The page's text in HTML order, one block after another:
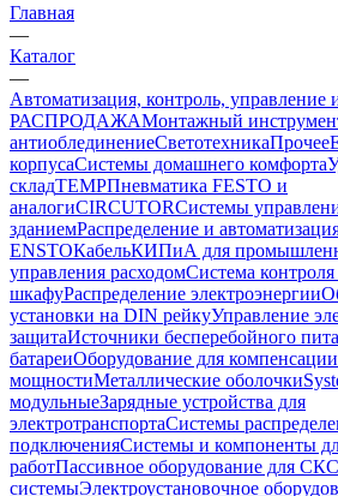
Главная
—
Каталог
—
Автоматизация, контроль, управление
РАСПРОДАЖАМонтажный
антиоблединениеСветотехникаПрочее
корпусаСистемы домашнего комфорта
складTEMPПневматика FESTO и
аналогиCIRCUTORСистемы
зданиемРаспределение и
ENSTOКабельКИПиА для
управления расходомСистема
шкафуРаспределение электроэнергии
установки на DIN рейкуУправление
защитаИсточники бесперебойного
батареиОборудование для
мощностиМеталлические оболочки
модульныеЗарядные устройства для
электротранспортаСистемы
подключенияСистемы и компоненты
работПассивное оборудование для СКС
системыЭлектроустановочное